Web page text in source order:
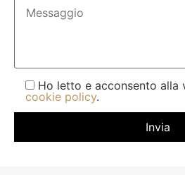
Ho letto e acconsento alla
cookie policy.